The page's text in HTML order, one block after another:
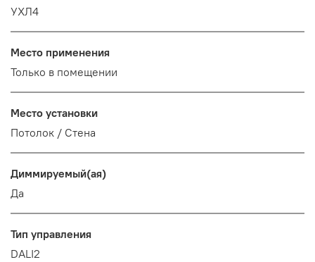
УХЛ4
Место применения
Только в помещении
Место установки
Потолок / Cтена
Диммируемый(ая)
Да
Тип управления
DALI2